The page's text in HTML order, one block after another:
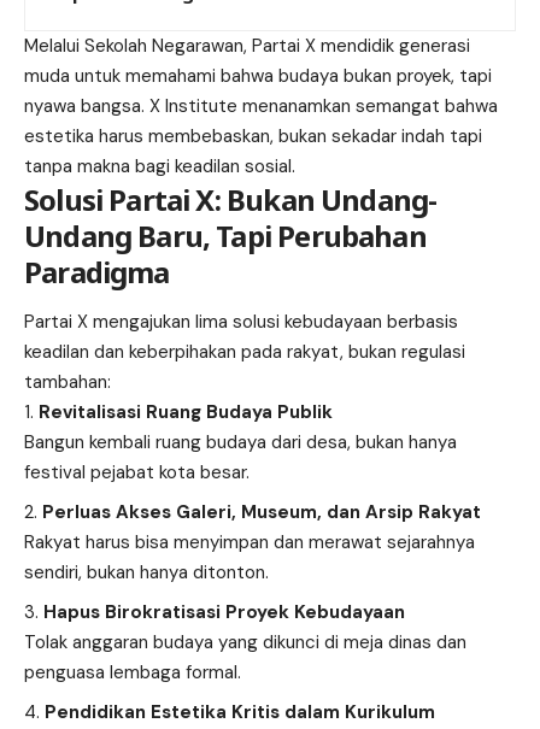
Melalui Sekolah Negarawan, Partai X mendidik generasi
muda untuk memahami bahwa budaya bukan proyek, tapi
nyawa bangsa. X Institute menanamkan semangat bahwa
estetika harus membebaskan, bukan sekadar indah tapi
tanpa makna bagi keadilan sosial.
Solusi Partai X: Bukan Undang-
Undang Baru, Tapi Perubahan
Paradigma
Partai X mengajukan lima solusi kebudayaan berbasis
keadilan dan keberpihakan pada rakyat, bukan regulasi
tambahan:
Revitalisasi Ruang Budaya Publik
Bangun kembali ruang budaya dari desa, bukan hanya
festival pejabat kota besar.
Perluas Akses Galeri, Museum, dan Arsip Rakyat
Rakyat harus bisa menyimpan dan merawat sejarahnya
sendiri, bukan hanya ditonton.
Hapus Birokratisasi Proyek Kebudayaan
Tolak anggaran budaya yang dikunci di meja dinas dan
penguasa lembaga formal.
Pendidikan Estetika Kritis dalam Kurikulum